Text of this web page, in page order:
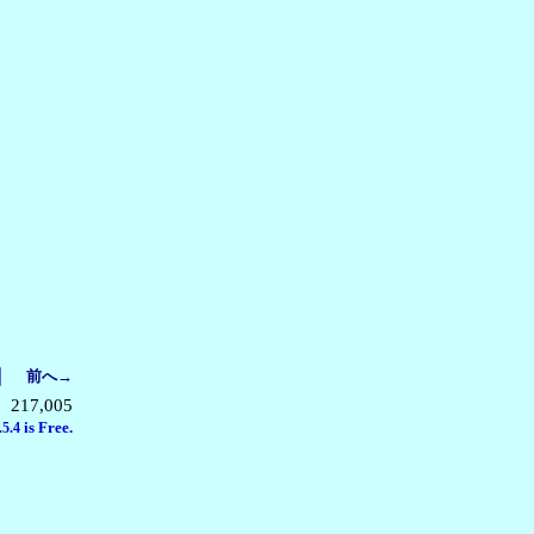
前へ→
217,005
is Free.